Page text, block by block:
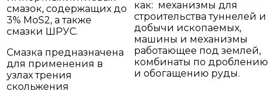
смазок, содержащих до
3% MoS2, а также
смазки ШРУС.
Смазка предназначена
для применения в
узлах трения
скольжения
как: механизмы для
строительства туннелей и
добычи ископаемых,
машины и механизмы
работающее под землей,
комбинаты по дроблению
и обогащению руды.